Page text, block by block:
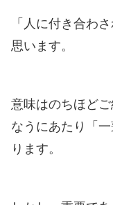
「人に付き合わ
思います。
意味はのちほど
なうにあたり「
ります。